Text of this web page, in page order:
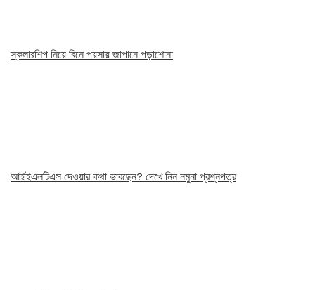
স্কলারশিপ নিয়ে বিনে পয়সায় জাপানে পড়াশোনা
আইইএলটিএস দেওয়ার কথা ভাবছেন? দেখে নিন নমুনা প্রশ্নপত্র